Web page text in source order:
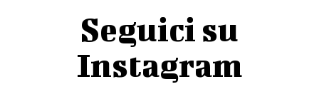
Seguici su
Instagram